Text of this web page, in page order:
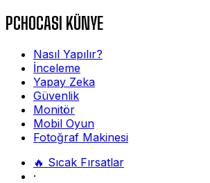
PCHOCASI KÜNYE
Nasıl Yapılır?
İnceleme
Yapay Zeka
Güvenlik
Monitör
Mobil Oyun
Fotoğraf Makinesi
🔥 Sıcak Fırsatlar
·